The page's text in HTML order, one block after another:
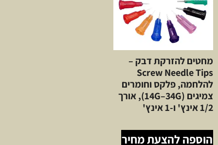
מחטים להזרקת דבק –
Screw Needle Tips
להלחמה, פלקס וחומרים
צמיגים (14G–34G), אורך
1/2 אינץ' ו-1 אינץ'
הוספה להצעת מחיר